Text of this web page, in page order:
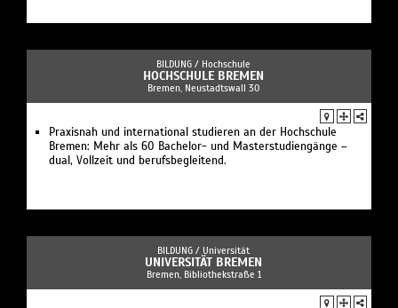
BILDUNG / Hochschule
HOCHSCHULE BREMEN
Bremen, Neustadtswall 30
Praxisnah und international studieren an der Hochschule
Bremen: Mehr als 60 Bachelor- und Masterstudiengänge –
dual, Vollzeit und berufsbegleitend.
BILDUNG / Universität
UNIVERSITÄT BREMEN
Bremen, Bibliothekstraße 1